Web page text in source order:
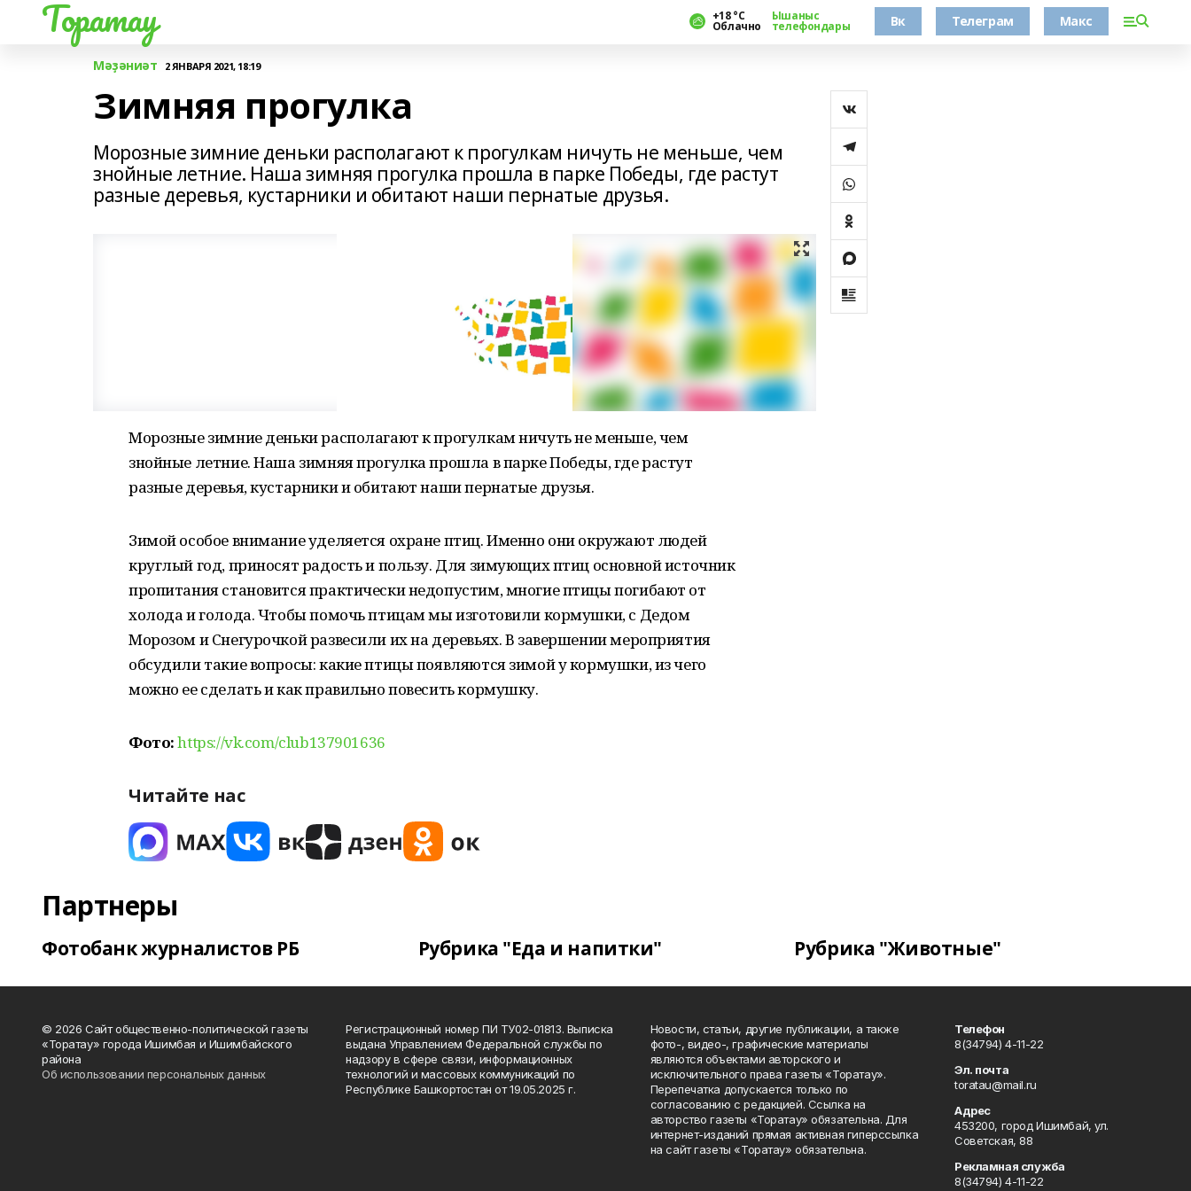
Торатау +18 °С
Облачно
Ышаныс
телефондары Вк Телеграм Макс
Мәҙәниәт 2 ЯНВАРЯ 2021, 18:19
Зимняя прогулка
Морозные зимние деньки располагают к прогулкам ничуть не меньше, чем
знойные летние. Наша зимняя прогулка прошла в парке Победы, где растут
разные деревья, кустарники и обитают наши пернатые друзья.
Морозные зимние деньки располагают к прогулкам ничуть не меньше, чем
знойные летние. Наша зимняя прогулка прошла в парке Победы, где растут
разные деревья, кустарники и обитают наши пернатые друзья.
Зимой особое внимание уделяется охране птиц. Именно они окружают людей
круглый год, приносят радость и пользу. Для зимующих птиц основной источник
пропитания становится практически недопустим, многие птицы погибают от
холода и голода. Чтобы помочь птицам мы изготовили кормушки, с Дедом
Морозом и Снегурочкой развесили их на деревьях. В завершении мероприятия
обсудили такие вопросы: какие птицы появляются зимой у кормушки, из чего
можно ее сделать и как правильно повесить кормушку.
Фото:https://vk.com/club137901636
Читайте нас
Партнеры
Фотобанк журналистов РБ Рубрика "Еда и напитки" Рубрика "Животные"
© 2026 Сайт общественно-политической газеты
«Торатау» города Ишимбая и Ишимбайского
района
Об использовании персональных данных
Регистрационный номер ПИ ТУ02-01813. Выписка
выдана Управлением Федеральной службы по
надзору в сфере связи, информационных
технологий и массовых коммуникаций по
Республике Башкортостан от 19.05.2025 г.
Новости, статьи, другие публикации, а также
фото-, видео-, графические материалы
являются объектами авторского и
исключительного права газеты «Торатау».
Перепечатка допускается только по
согласованию с редакцией. Ссылка на
авторство газеты «Торатау» обязательна. Для
интернет-изданий прямая активная гиперссылка
на сайт газеты «Торатау» обязательна.
Телефон
8(34794) 4-11-22
Эл. почта
toratau@mail.ru
Адрес
453200, город Ишимбай, ул.
Советская, 88
Рекламная служба
8(34794) 4-11-22